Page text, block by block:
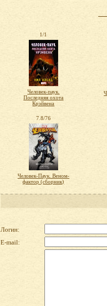
1/1
Человек-паук.
Последняя охота
Крэйвена
7.8/76
Человек-Паук. Веном-
фактор (сборник)
Логин:
E-mail: